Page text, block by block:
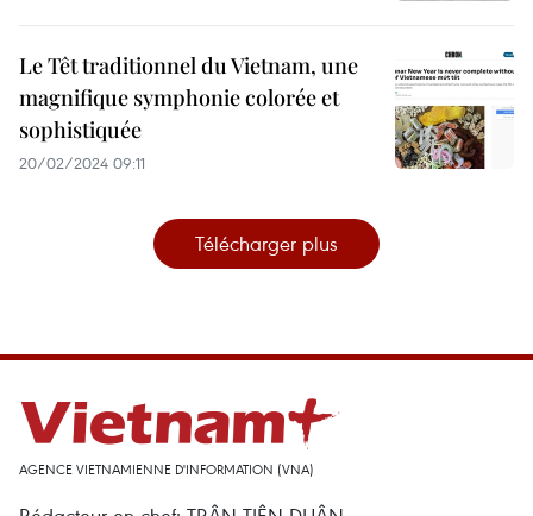
Le Têt traditionnel du Vietnam, une
magnifique symphonie colorée et
sophistiquée
20/02/2024 09:11
Télécharger plus
AGENCE VIETNAMIENNE D'INFORMATION (VNA)